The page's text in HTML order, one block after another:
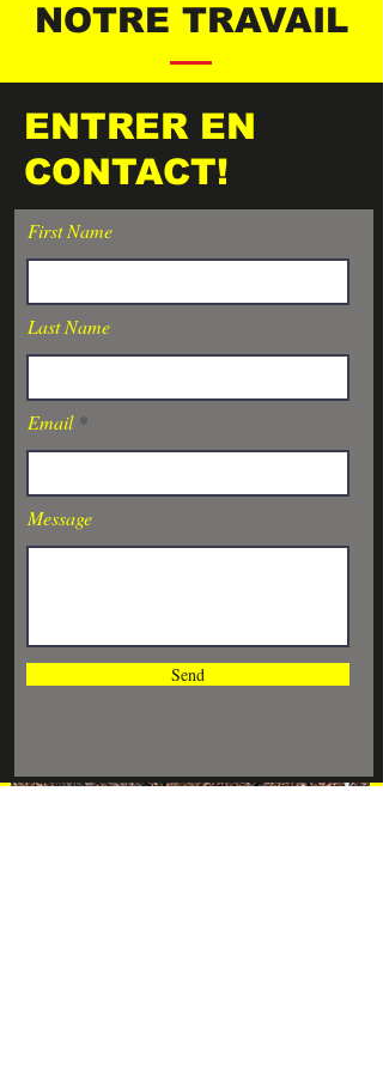
NOTRE TRAVAIL
DÉCOUVREZ
QUELQUES PROJETS
CI-DESSOUS !
ENTRER EN
CONTACT!
First Name
Last Name
Email
Message
Send